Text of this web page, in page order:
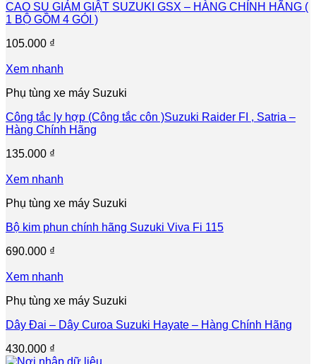
CAO SU GIẢM GIẬT SUZUKI GSX – HÀNG CHÍNH HÃNG (
1 BỘ GỒM 4 GÓI )
105.000 ₫
Xem nhanh
Phụ tùng xe máy Suzuki
Công tắc ly hợp (Công tắc côn )Suzuki Raider FI , Satria –
Hàng Chính Hãng
135.000 ₫
Xem nhanh
Phụ tùng xe máy Suzuki
Bộ kim phun chính hãng Suzuki Viva Fi 115
690.000 ₫
Xem nhanh
Phụ tùng xe máy Suzuki
Dây Đai – Dây Curoa Suzuki Hayate – Hàng Chính Hãng
430.000 ₫